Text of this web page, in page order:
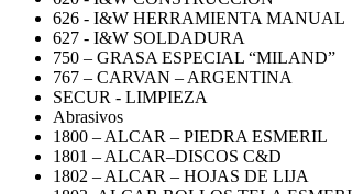
626 - I&W HERRAMIENTA MANUAL
627 - I&W SOLDADURA
750 – GRASA ESPECIAL “MILAND”
767 – CARVAN – ARGENTINA
SECUR - LIMPIEZA
Abrasivos
1800 – ALCAR – PIEDRA ESMERIL
1801 – ALCAR–DISCOS C&D
1802 – ALCAR – HOJAS DE LIJA